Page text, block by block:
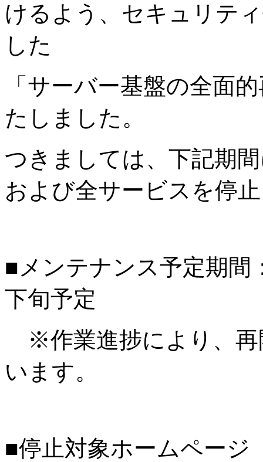
けるよう、セキュリテ
した
「サーバー基盤の全面
たしました。
つきましては、下記期
および全サービスを停
■メンテナンス予定期間
下旬予定
※作業進捗により、再
います。
■停止対象ホームページ